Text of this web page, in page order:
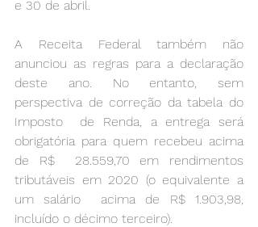
e 30 de abril.
A Receita Federal também não
anunciou as regras para a declaração
deste ano. No entanto, sem
perspectiva de correção da tabela do
Imposto  de Renda, a entrega será
obrigatória para quem recebeu acima
de R$  28.559,70 em rendimentos
tributáveis em 2020 (o equivalente a
um salário  acima de R$ 1.903,98,
incluído o décimo terceiro).